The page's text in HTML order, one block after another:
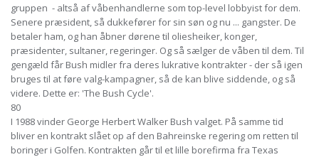
gruppen - altså af våbenhandlerne som top-level lobbyist for dem.
Senere præsident, så dukkefører for sin søn og nu ... gangster. De
betaler ham, og han åbner dørene til oliesheiker, konger,
præsidenter, sultaner, regeringer. Og så sælger de våben til dem. Til
gengæld får Bush midler fra deres lukrative kontrakter - der så igen
bruges til at føre valg-kampagner, så de kan blive siddende, og så
videre. Dette er: 'The Bush Cycle'.
80
I 1988 vinder George Herbert Walker Bush valget. På samme tid
bliver en kontrakt slået op af den Bahreinske regering om retten til
boringer i Golfen. Kontrakten går til et lille borefirma fra Texas